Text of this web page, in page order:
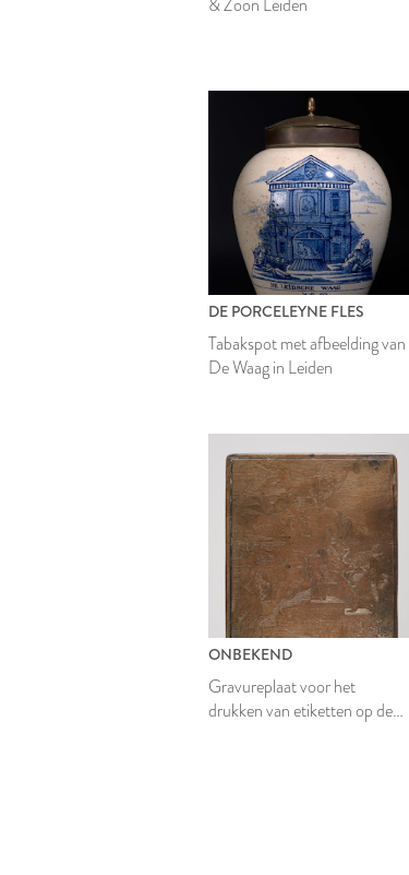
& Zoon Leiden
DE PORCELEYNE FLES
Tabakspot met afbeelding van
De Waag in Leiden
ONBEKEND
Gravureplaat voor het
drukken van etiketten op de